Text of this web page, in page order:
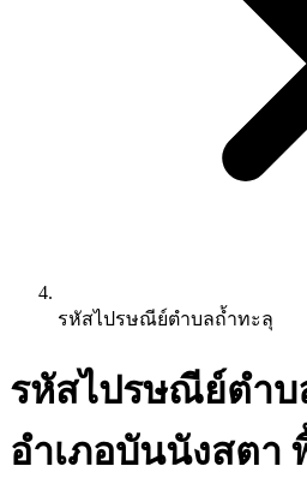
รหัสไปรษณีย์ตำบลถ้ำทะลุ
รหัสไปรษณีย์ตำบ
อำเภอบันนังสตา